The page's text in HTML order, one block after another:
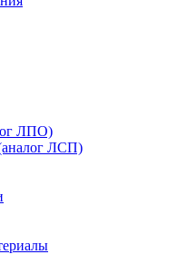
ЛПО)
ЛСП)